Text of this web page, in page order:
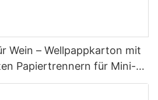
Wein – Wellpappkarton mit
Papiertrennern für Mini-
– Packshion